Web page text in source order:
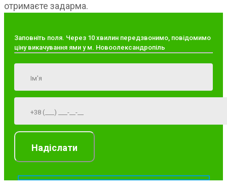
отримаєте задарма.
Заповніть поля. Через 10 хвилин передзвонимо, повідомимо
ціну викачування ями у м. Новоолександропіль